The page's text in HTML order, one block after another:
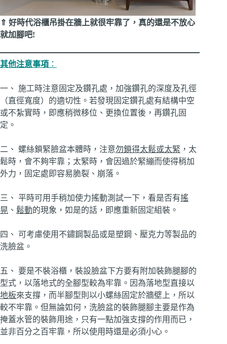
⇑ 好時代浴櫃吊掛在牆上就很牢靠了，真的還是不放心
就加腳吧!
其他注意事項 ：
一、 施工時注意固定及鑽孔處，加強鑽孔的深度及孔徑
（直徑寬度）的適切性。若發現固定鑽孔處有結構中空
或不紮實時，即應稍微移位、更換位置後，再鑽孔固
定。
二、 螺絲鎖緊臉盆本體時，注意勿鎖得太鬆或太緊 ，太
鬆時，會不夠牢靠；太緊時，會因過於緊繃而使得稍加
外力，固定處即容易脆裂、崩落。
三、 平時可用手稍加使力搖動測試一下，看是否有搖
晃 、 鬆動的現象，如是的話，即應重新固定組裝。
四、 可考慮使用不鏽鋼製品或是塑鋼、壓克力等製品的
洗臉盆。
五、 要是不裝浴櫃，裝設臉盆下方要有附加裝飾腿腳的
型式，以落地式的全腳型較為牢靠。因為落地型直接以
地板來支撐，而半腳型則以小螺絲固定於牆壁上，所以
較不牢靠。但無論如何，洗臉盆的裝飾腿腳主要是作為
掩蓋水管的裝飾用途，只有一點加強支撐的作用而已，
並非百分之百牢靠，所以使用時還是必須小心。